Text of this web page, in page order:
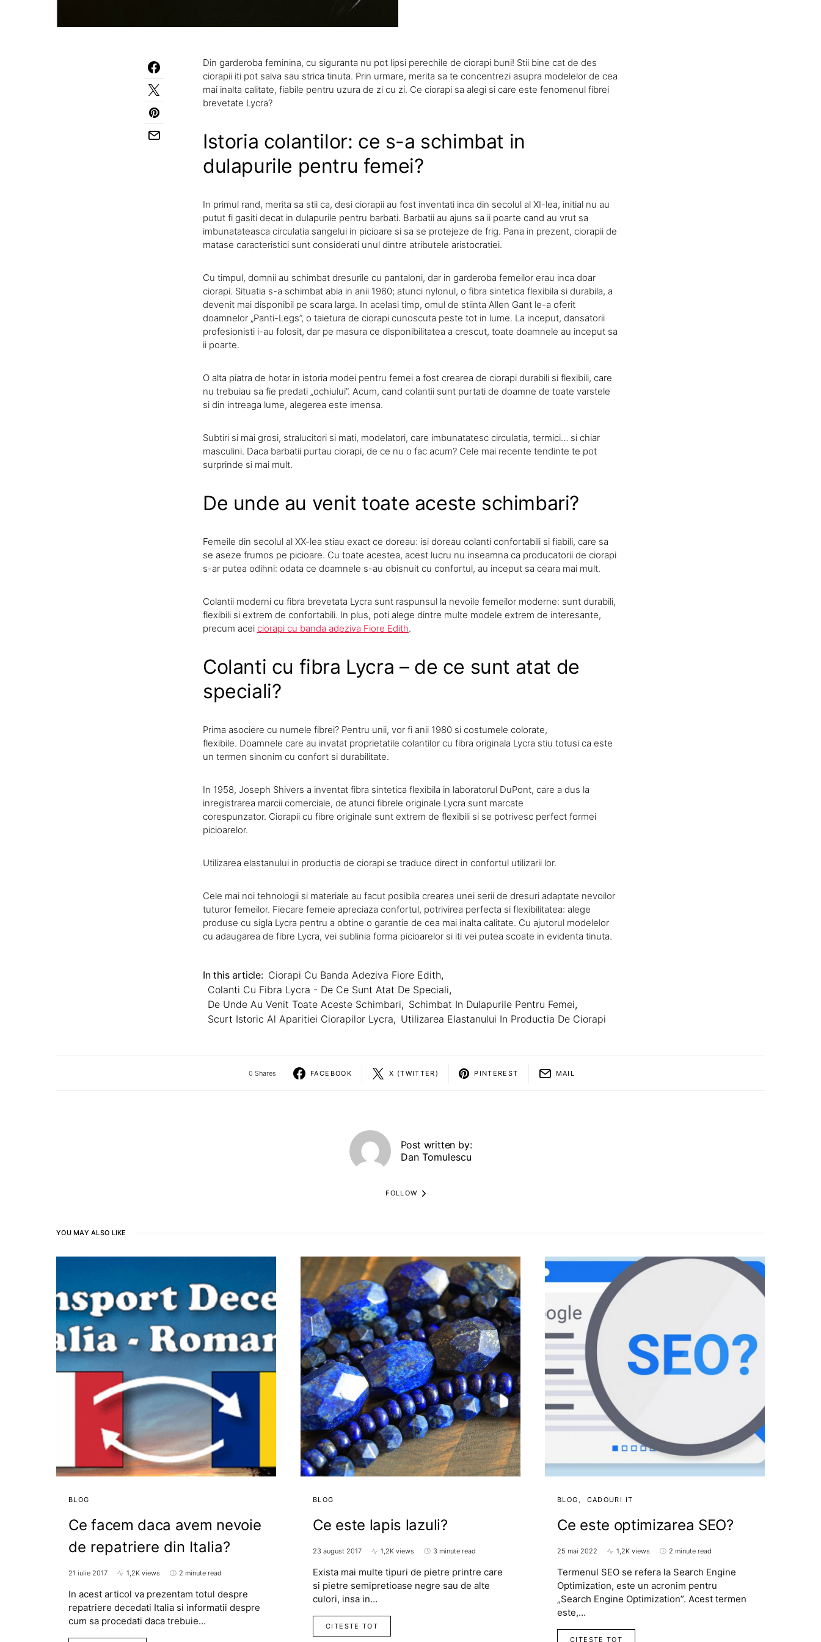
Din garderoba feminina, cu siguranta nu pot lipsi perechile de ciorapi buni! Stii bine cat de des
ciorapii iti pot salva sau strica tinuta. Prin urmare, merita sa te concentrezi asupra modelelor de cea
mai inalta calitate, fiabile pentru uzura de zi cu zi. Ce ciorapi sa alegi si care este fenomenul fibrei
brevetate Lycra?
Istoria colantilor: ce s-a schimbat in
dulapurile pentru femei?
In primul rand, merita sa stii ca, desi ciorapii au fost inventati inca din secolul al XI-lea, initial nu au
putut fi gasiti decat in ​​dulapurile pentru barbati. Barbatii au ajuns sa ii poarte cand au vrut sa
imbunatateasca circulatia sangelui in picioare si sa se protejeze de frig. Pana in prezent, ciorapii de
matase caracteristici sunt considerati unul dintre atributele aristocratiei.
Cu timpul, domnii au schimbat dresurile cu pantaloni, dar in garderoba femeilor erau inca doar
ciorapi. Situatia s-a schimbat abia in anii 1960; atunci nylonul, o fibra sintetica flexibila si durabila, a
devenit mai disponibil pe scara larga. In acelasi timp, omul de stiinta Allen Gant le-a oferit
doamnelor „Panti-Legs”, o taietura de ciorapi cunoscuta peste tot in lume. La inceput, dansatorii
profesionisti i-au folosit, dar pe masura ce disponibilitatea a crescut, toate doamnele au inceput sa
ii poarte.
O alta piatra de hotar in istoria modei pentru femei a fost crearea de ciorapi durabili si flexibili, care
nu trebuiau sa fie predati „ochiului”. Acum, cand colantii sunt purtati de doamne de toate varstele
si din intreaga lume, alegerea este imensa.
Subtiri si mai grosi, stralucitori si mati, modelatori, care imbunatatesc circulatia, termici… si chiar
masculini. Daca barbatii purtau ciorapi, de ce nu o fac acum? Cele mai recente tendinte te pot
surprinde si mai mult.
De unde au venit toate aceste schimbari?
Femeile din secolul al XX-lea stiau exact ce doreau: isi doreau colanti confortabili si fiabili, care sa
se aseze frumos pe picioare. Cu toate acestea, acest lucru nu inseamna ca producatorii de ciorapi
s-ar putea odihni: odata ce doamnele s-au obisnuit cu confortul, au inceput sa ceara mai mult.
Colantii moderni cu fibra brevetata Lycra sunt raspunsul la nevoile femeilor moderne: sunt durabili,
flexibili si extrem de confortabili. In plus, poti alege dintre multe modele extrem de interesante,
precum acei ciorapi cu banda adeziva Fiore Edith.
Colanti cu fibra Lycra – de ce sunt atat de
speciali?
Prima asociere cu numele fibrei? Pentru unii, vor fi anii 1980 si costumele colorate,
flexibile. Doamnele care au invatat proprietatile colantilor cu fibra originala Lycra stiu totusi ca este
un termen sinonim cu confort si durabilitate.
In 1958, Joseph Shivers a inventat fibra sintetica flexibila in laboratorul DuPont, care a dus la
inregistrarea marcii comerciale, de atunci fibrele originale Lycra sunt marcate
corespunzator. Ciorapii cu fibre originale sunt extrem de flexibili si se potrivesc perfect formei
picioarelor.
Utilizarea elastanului in productia de ciorapi se traduce direct in confortul utilizarii lor.
Cele mai noi tehnologii si materiale au facut posibila crearea unei serii de dresuri adaptate nevoilor
tuturor femeilor. Fiecare femeie apreciaza confortul, potrivirea perfecta si flexibilitatea: alege
produse cu sigla Lycra pentru a obtine o garantie de cea mai inalta calitate. Cu ajutorul modelelor
cu adaugarea de fibre Lycra, vei sublinia forma picioarelor si iti vei putea scoate in evidenta tinuta.
In this article: Ciorapi Cu Banda Adeziva Fiore Edith,
Colanti Cu Fibra Lycra - De Ce Sunt Atat De Speciali,
De Unde Au Venit Toate Aceste Schimbari, Schimbat In Dulapurile Pentru Femei,
Scurt Istoric Al Aparitiei Ciorapilor Lycra, Utilizarea Elastanului In Productia De Ciorapi
0 Shares FACEBOOK X (TWITTER) PINTEREST MAIL
Post written by:
Dan Tomulescu
FOLLOW
YOU MAY ALSO LIKE
BLOG
Ce facem daca avem nevoie
de repatriere din Italia?
21 iulie 2017 1,2K views 2 minute read
In acest articol va prezentam totul despre
repatriere decedati Italia si informatii despre
cum sa procedati daca trebuie…
BLOG
Ce este lapis lazuli?
23 august 2017 1,2K views 3 minute read
Exista mai multe tipuri de pietre printre care
si pietre semipretioase negre sau de alte
culori, insa in…
CITESTE TOT
BLOG CADOURI IT
Ce este optimizarea SEO?
25 mai 2022 1,2K views 2 minute read
Termenul SEO se refera la Search Engine
Optimization, este un acronim pentru
„Search Engine Optimization”. Acest termen
este,…
CITESTE TOT